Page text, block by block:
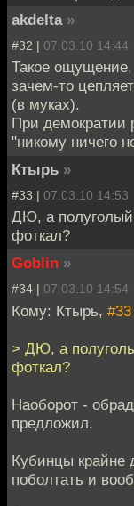
akdelta »
#32 | 07.03.10 14:44
Такое ощущение,
зачем-то
(в муках).
При демократии
"никому ничего
Ктырь »
#33 | 07.03.10 14:53
ДЮ, а полуголый
фоткал?
Goblin »
#34 | 07.03.10 14:54
Кому: Ктырь, #33
> ДЮ, а
фоткал?
Наоборот -
предложил.
Кубинцы
поболтать и